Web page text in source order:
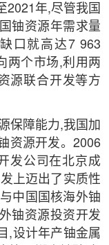
2021年,尽管我国
铀资源年需求量
口就高达7 963
两个市场,利用两
源联合开发等方
保障能力,我国加
资源开发。2006
发公司在北京成
上迈出了实质性
中国国核海外铀
铀资源投资开发
,设计年产铀金属